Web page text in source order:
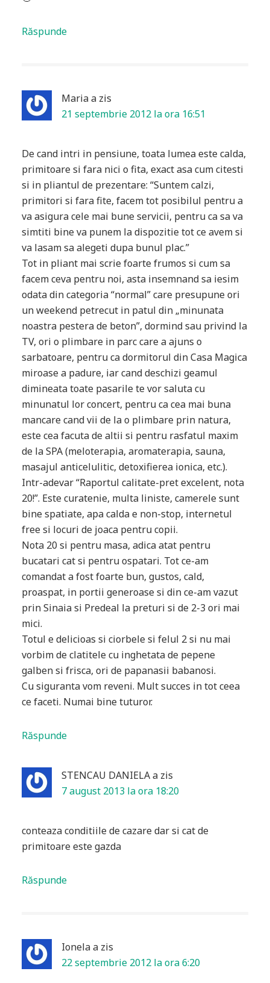
Răspunde
Mariaa zis
21 septembrie 2012 la ora 16:51
De cand intri in pensiune, toata lumea este calda,
primitoare si fara nici o fita, exact asa cum citesti
si in pliantul de prezentare: “Suntem calzi,
primitori si fara fite, facem tot posibilul pentru a
va asigura cele mai bune servicii, pentru ca sa va
simtiti bine va punem la dispozitie tot ce avem si
va lasam sa alegeti dupa bunul plac.”
Tot in pliant mai scrie foarte frumos si cum sa
facem ceva pentru noi, asta insemnand sa iesim
odata din categoria “normal” care presupune ori
un weekend petrecut in patul din „minunata
noastra pestera de beton”, dormind sau privind la
TV, ori o plimbare in parc care a ajuns o
sarbatoare, pentru ca dormitorul din Casa Magica
miroase a padure, iar cand deschizi geamul
dimineata toate pasarile te vor saluta cu
minunatul lor concert, pentru ca cea mai buna
mancare cand vii de la o plimbare prin natura,
este cea facuta de altii si pentru rasfatul maxim
de la SPA (meloterapia, aromaterapia, sauna,
masajul anticelulitic, detoxifierea ionica, etc.).
Intr-adevar “Raportul calitate-pret excelent, nota
20!”. Este curatenie, multa liniste, camerele sunt
bine spatiate, apa calda e non-stop, internetul
free si locuri de joaca pentru copii.
Nota 20 si pentru masa, adica atat pentru
bucatari cat si pentru ospatari. Tot ce-am
comandat a fost foarte bun, gustos, cald,
proaspat, in portii generoase si din ce-am vazut
prin Sinaia si Predeal la preturi si de 2-3 ori mai
mici.
Totul e delicioas si ciorbele si felul 2 si nu mai
vorbim de clatitele cu inghetata de pepene
galben si frisca, ori de papanasii babanosi.
Cu siguranta vom reveni. Mult succes in tot ceea
ce faceti. Numai bine tuturor.
Răspunde
STENCAU DANIELAa zis
7 august 2013 la ora 18:20
conteaza conditiile de cazare dar si cat de
primitoare este gazda
Răspunde
Ionelaa zis
22 septembrie 2012 la ora 6:20